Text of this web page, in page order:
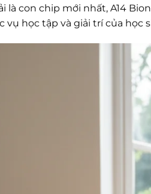
là con chip mới nhất, A14
vụ học tập và giải trí của học